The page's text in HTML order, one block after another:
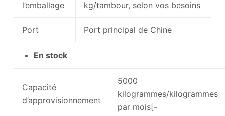
l’emballage
kg/tambour, selon vos besoins
Port Port principal de Chine
En stock
Capacité
d’approvisionnement
5000
kilogrammes/kilogrammes
par mois[-